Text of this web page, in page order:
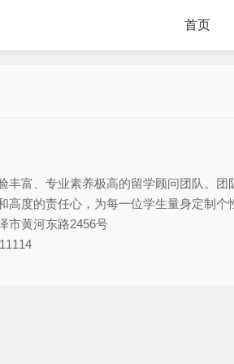
首页
丰富、专业素养极高的留学顾问团队。
高度的责任心，为每一位学生量身定制
市黄河东路2456号